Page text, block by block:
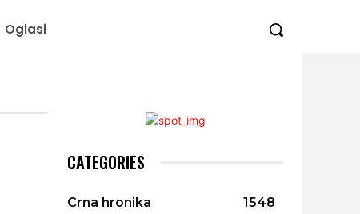
Oglasi
CATEGORIES
Crna hronika
1548